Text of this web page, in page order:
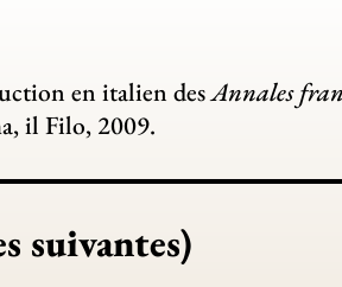
en italien desAnnales
il Filo, 2009.
suivantes)